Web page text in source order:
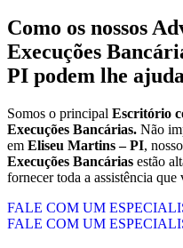
Como os nossos
Execuções
PI podem lhe
Somos o principal Escritório
Execuções Bancárias. Não
em Eliseu Martins – PI,
Execuções Bancárias estão
fornecer toda a assistência que
FALE COM UM
FALE COM UM